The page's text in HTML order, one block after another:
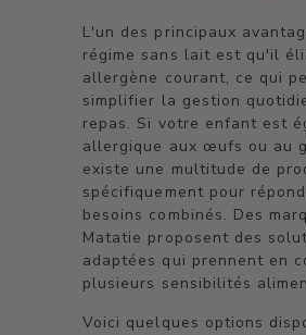
L'un des principaux
régime sans lait est qu'il
allergène courant, ce qui
simplifier la gestion
repas. Si votre enfant est
allergique aux œufs ou au
existe une multitude de
spécifiquement pour
besoins combinés. Des
Matatie proposent des
adaptées qui prennent en
plusieurs sensibilités
Voici quelques options